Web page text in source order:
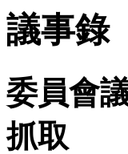
議事錄
委員會
抓取